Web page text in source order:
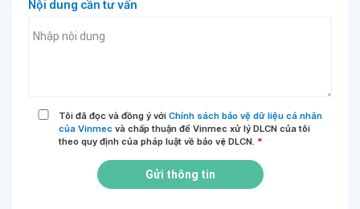
Nội dung cần tư vấn
Tôi đã đọc và đồng ý với Chính sách bảo vệ dữ liệu cá nhân
của Vinmec và chấp thuận để Vinmec xử lý DLCN của tôi
theo quy định của pháp luật về bảo vệ DLCN. *
Gửi thông tin